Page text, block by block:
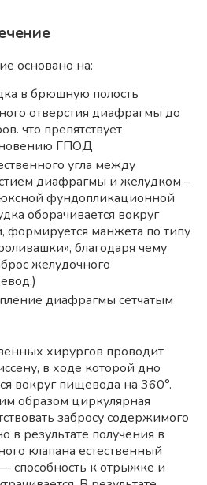
основано на:
в брюшную полость
отверстия диафрагмы до
что препятствует
ГПОД
угла между
диафрагмы и желудком –
фундопликационной
оборачивается вокруг
формируется манжета по типу
благодаря чему
желудочного
диафрагмы сетчатым
хирургов проводит
в ходе которой дно
вокруг пищевода на 360°.
образом циркулярная
забросу содержимого
в результате получения в
клапана естественный
способность к отрыжке и